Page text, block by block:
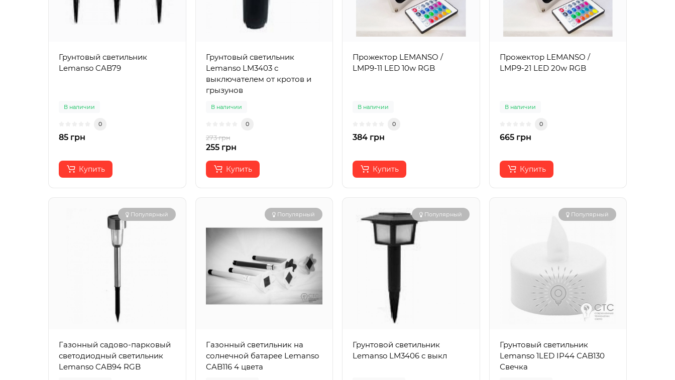
Грунтовый светильник
Lemanso CAB79
В наличии
0
85 грн
Купить
Грунтовый светильник
Lemanso LM3403 с
выключателем от кротов и
грызунов
В наличии
0
273 грн
255 грн
Купить
Прожектор LEMANSO /
LMP9-11 LED 10w RGB
В наличии
0
384 грн
Купить
Прожектор LEMANSO /
LMP9-21 LED 20w RGB
В наличии
0
665 грн
Купить
Популярный
Газонный садово-парковый
светодиодный светильник
Lemanso CAB94 RGB
Популярный
Газонный светильник на
солнечной батарее Lemanso
CAB116 4 цвета
Популярный
Грунтовой светильник
Lemanso LM3406 с выкл
Популярный
Грунтовый светильник
Lemanso 1LED IP44 CAB130
Свечка